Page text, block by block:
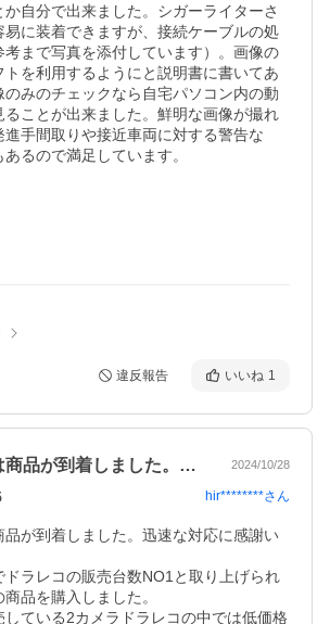
か自分で出来ました。シガーライターさ
易に装着できますが、接続ケーブルの処
考まで写真を添付しています）。画像の
を利用するようにと説明書に書いてあ
のみのチェックなら自宅パソコン内の動
ることが出来ました。鮮明な画像が撮れ
進手間取りや接近車両に対する警告な
るので満足しています。
違反報告 いいね 1
注文の翌日には商品が到着しました。迅速… 2024/10/28
hir********さん
品が到着しました。迅速な対応に感謝い
ドラレコの販売台数NO1と取り上げられ
品を購入しました。
している2カメラドラレコの中では低価格